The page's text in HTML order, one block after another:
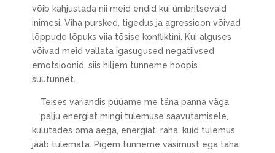
võib kahjustada nii meid endid kui ümbritsevaid
inimesi. Viha pursked, tigedus ja agressioon võivad
lõppude lõpuks viia tõsise konfliktini. Kui alguses
võivad meid vallata igasugused negatiivsed
emotsioonid, siis hiljem tunneme hoopis
süütunnet.
Teises variandis püüame me täna panna väga
palju energiat mingi tulemuse saavutamisele,
kulutades oma aega, energiat, raha, kuid tulemus
jääb tulemata. Pigem tunneme väsimust ega taha